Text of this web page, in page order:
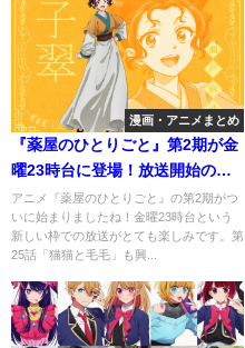
漫画・アニメまとめ
『薬屋のひとりごと』第2期が金
曜23時台に登場！放送開始の最
新情報と見どころ
アニメ『薬屋のひとりごと』の第2期がつ
いに始まりましたね！金曜23時台という
新しい枠での放送がとても楽しみです。第
25話「猫猫と毛毛」も興...